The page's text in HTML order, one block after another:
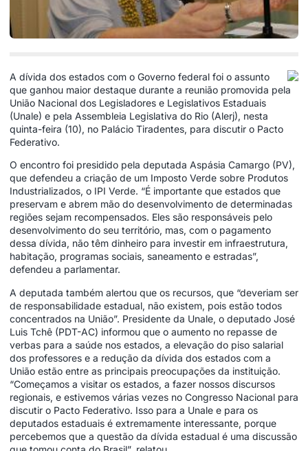
A dívida dos estados com o Governo federal foi o assunto
que ganhou maior destaque durante a reunião promovida pela
União Nacional dos Legisladores e Legislativos Estaduais
(Unale) e pela Assembleia Legislativa do Rio (Alerj), nesta
quinta-feira (10), no Palácio Tiradentes, para discutir o Pacto
Federativo.
O encontro foi presidido pela deputada Aspásia Camargo (PV),
que defendeu a criação de um Imposto Verde sobre Produtos
Industrializados, o IPI Verde. “É importante que estados que
preservam e abrem mão do desenvolvimento de determinadas
regiões sejam recompensados. Eles são responsáveis pelo
desenvolvimento do seu território, mas, com o pagamento
dessa dívida, não têm dinheiro para investir em infraestrutura,
habitação, programas sociais, saneamento e estradas”,
defendeu a parlamentar.
A deputada também alertou que os recursos, que “deveriam ser
de responsabilidade estadual, não existem, pois estão todos
concentrados na União”. Presidente da Unale, o deputado José
Luis Tchê (PDT-AC) informou que o aumento no repasse de
verbas para a saúde nos estados, a elevação do piso salarial
dos professores e a redução da dívida dos estados com a
União estão entre as principais preocupações da instituição.
“Começamos a visitar os estados, a fazer nossos discursos
regionais, e estivemos várias vezes no Congresso Nacional para
discutir o Pacto Federativo. Isso para a Unale e para os
deputados estaduais é extremamente interessante, porque
percebemos que a questão da dívida estadual é uma discussão